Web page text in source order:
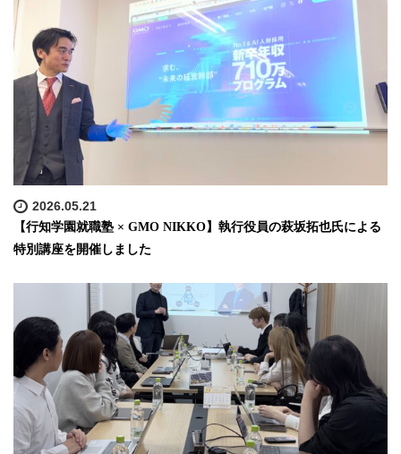
2026.05.21
【行知学園就職塾 × GMO NIKKO】執行役員の萩坂拓也氏による
特別講座を開催しました